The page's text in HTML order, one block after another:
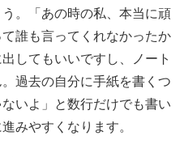
。「あの時の私、本当に頑
誰も言ってくれなかったか
してもいいですし、ノート
過去の自分に手紙を書くつ
いよ」と数行だけでも書い
みやすくなります。